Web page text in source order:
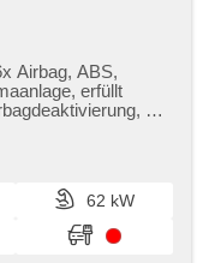
Airbag, ABS,
erfüllt
El.
přední pohon,
62 kW